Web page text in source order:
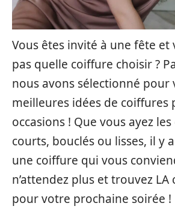
Vous êtes invité à une fête et
pas quelle coiffure choisir ?
nous avons sélectionné pour
meilleures idées de coiffures
occasions ! Que vous ayez
courts, bouclés ou lisses, il y
une coiffure qui vous
n’attendez plus et trouvez
pour votre prochaine soirée !